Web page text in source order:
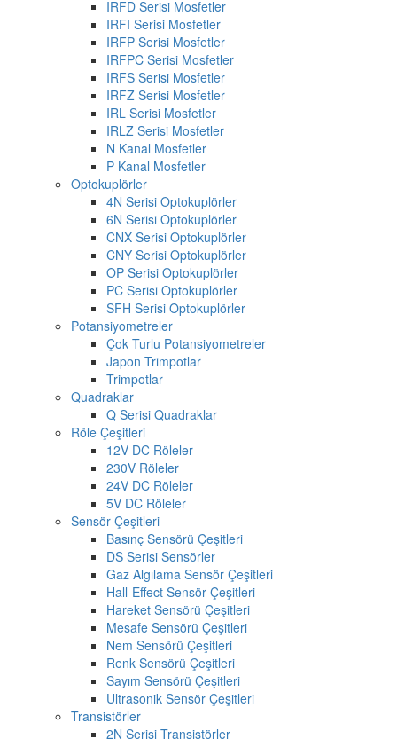
IRFD Serisi Mosfetler
IRFI Serisi Mosfetler
IRFP Serisi Mosfetler
IRFPC Serisi Mosfetler
IRFS Serisi Mosfetler
IRFZ Serisi Mosfetler
IRL Serisi Mosfetler
IRLZ Serisi Mosfetler
N Kanal Mosfetler
P Kanal Mosfetler
Optokuplörler
4N Serisi Optokuplörler
6N Serisi Optokuplörler
CNX Serisi Optokuplörler
CNY Serisi Optokuplörler
OP Serisi Optokuplörler
PC Serisi Optokuplörler
SFH Serisi Optokuplörler
Potansiyometreler
Çok Turlu Potansiyometreler
Japon Trimpotlar
Trimpotlar
Quadraklar
Q Serisi Quadraklar
Röle Çeşitleri
12V DC Röleler
230V Röleler
24V DC Röleler
5V DC Röleler
Sensör Çeşitleri
Basınç Sensörü Çeşitleri
DS Serisi Sensörler
Gaz Algılama Sensör Çeşitleri
Hall-Effect Sensör Çeşitleri
Hareket Sensörü Çeşitleri
Mesafe Sensörü Çeşitleri
Nem Sensörü Çeşitleri
Renk Sensörü Çeşitleri
Sayım Sensörü Çeşitleri
Ultrasonik Sensör Çeşitleri
Transistörler
2N Serisi Transistörler